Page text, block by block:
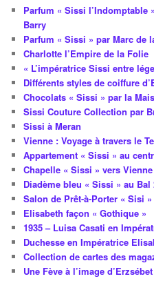
Parfum « Sissi l’Indomptable
Barry
Parfum « Sissi » par Marc de
Charlotte l’Empire de la Folie
« L’impératrice Sissi entre
Différents styles de coiffure
Chocolats « Sissi » par la
Sissi Couture Collection par
Sissi à Meran
Vienne : Voyage à travers le
Appartement « Sissi » au
Chapelle « Sissi » vers Vienne
Diadème bleu « Sissi » au Bal
Salon de Prêt-à-Porter « Sisi
Elisabeth façon « Gothique »
1935 – Luisa Casati en
Duchesse en Impératrice
Collection de cartes des
Une Fève à l’image d’Erzsébet